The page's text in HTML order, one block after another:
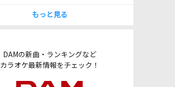
もっと見る
DAMの新曲・ランキングなど
カラオケ最新情報をチェック！